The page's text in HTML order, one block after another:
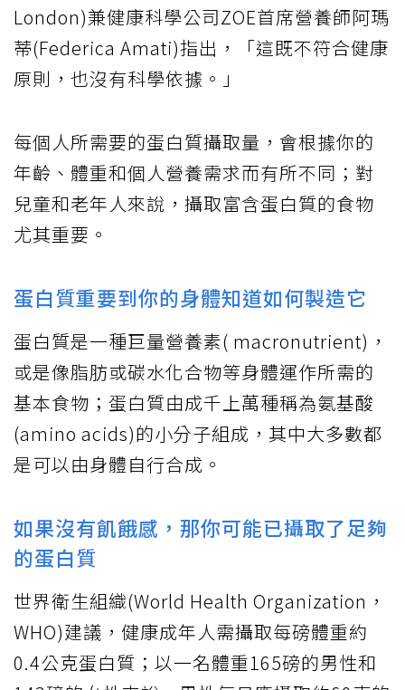
London)兼健康科學公司ZOE首席營養師阿瑪
蒂(Federica Amati)指出，「這既不符合健康
原則，也沒有科學依據。」
每個人所需要的蛋白質攝取量，會根據你的
年齡、體重和個人營養需求而有所不同；對
兒童和老年人來說，攝取富含蛋白質的食物
尤其重要。
蛋白質重要到你的身體知道如何製造它
蛋白質是一種巨量營養素( macronutrient)，
或是像脂肪或碳水化合物等身體運作所需的
基本食物；蛋白質由成千上萬種稱為氨基酸
(amino acids)的小分子組成，其中大多數都
是可以由身體自行合成。
如果沒有飢餓感，那你可能已攝取了足夠
的蛋白質
世界衛生組織(World Health Organization，
WHO)建議，健康成年人需攝取每磅體重約
0.4公克蛋白質；以一名體重165磅的男性和